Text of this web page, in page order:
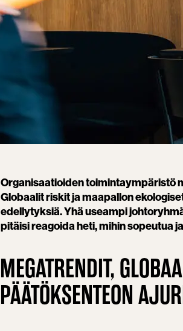
Organisaatioiden toimintaympäristö
Globaalit riskit ja maapallon
edellytyksiä. Yhä useampi
pitäisi reagoida heti, mihin sopeutua
MEGATRENDIT,
PÄÄTÖKSENTEON